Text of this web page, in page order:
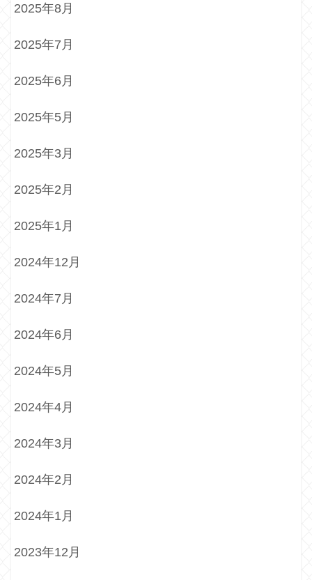
2025年8月
2025年7月
2025年6月
2025年5月
2025年3月
2025年2月
2025年1月
2024年12月
2024年7月
2024年6月
2024年5月
2024年4月
2024年3月
2024年2月
2024年1月
2023年12月